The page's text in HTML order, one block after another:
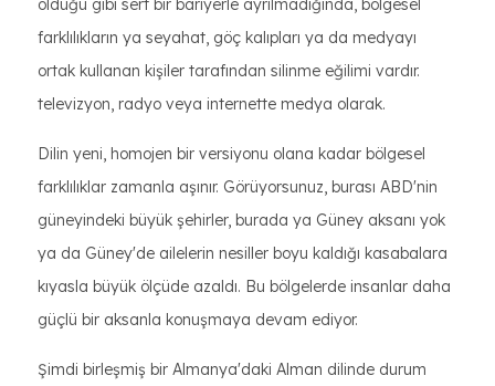
olduğu gibi sert bir bariyerle ayrılmadığında, bölgesel
farklılıkların ya seyahat, göç kalıpları ya da medyayı
ortak kullanan kişiler tarafından silinme eğilimi vardır.
televizyon, radyo veya internette medya olarak.
Dilin yeni, homojen bir versiyonu olana kadar bölgesel
farklılıklar zamanla aşınır. Görüyorsunuz, burası ABD'nin
güneyindeki büyük şehirler, burada ya Güney aksanı yok
ya da Güney'de ailelerin nesiller boyu kaldığı kasabalara
kıyasla büyük ölçüde azaldı. Bu bölgelerde insanlar daha
güçlü bir aksanla konuşmaya devam ediyor.
Şimdi birleşmiş bir Almanya'daki Alman dilinde durum